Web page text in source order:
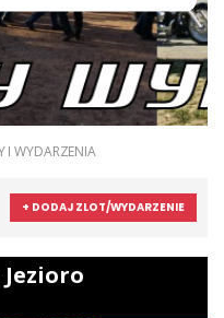
I WYDARZENIA
+ DODAJ ZLOT/WYDARZENIE